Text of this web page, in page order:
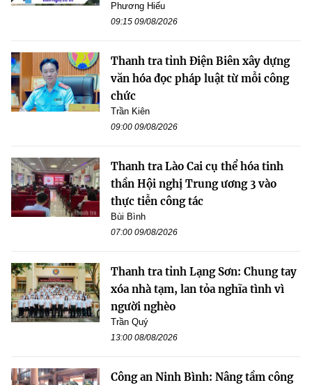
Phương Hiếu
09:15 09/08/2026
Thanh tra tỉnh Điện Biên xây dựng
văn hóa đọc pháp luật từ mỗi công
chức
Trần Kiên
09:00 09/08/2026
Thanh tra Lào Cai cụ thể hóa tinh
thần Hội nghị Trung ương 3 vào
thực tiễn công tác
Bùi Bình
07:00 09/08/2026
Thanh tra tỉnh Lạng Sơn: Chung tay
xóa nhà tạm, lan tỏa nghĩa tình vì
người nghèo
Trần Quý
13:00 08/08/2026
Công an Ninh Bình: Nâng tầm công